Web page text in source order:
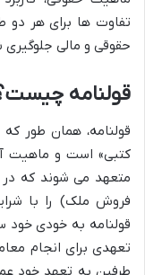
تفاوت ها برای هر دو
حقوقی و مالی جلوگیری
قولنامه
قولنامه، همان طور
کتبی» است و ماهیت
متعهد می شوند که
فروش ملک) را با
قولنامه به خودی خود
تعهدی برای انجام
طرفین به تعهد خود